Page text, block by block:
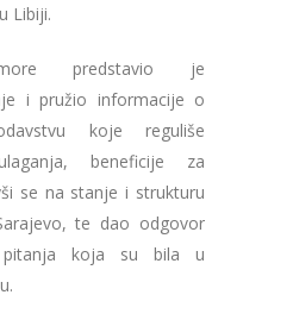
Libiji.
predstavio je
i pružio informacije o
koje reguliše
beneficije za
se na stanje i strukturu
te dao odgovor
pitanja koja su bila u